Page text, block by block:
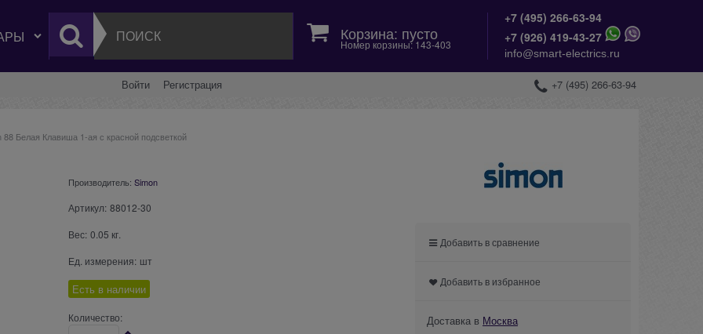
Корзина: пусто
Номер корзины: 143-403
+7 (495) 266-63-94
+7 (926) 419-43-27
info@smart-electrics.ru
Войти Регистрация +7 (495) 266-63-94
88 Белая Клавиша 1-ая с красной подсветкой
Производитель: Simon
Артикул: 88012-30
Вес: 0.05 кг.
Ед. измерения: шт
Есть в наличии
Количество:
Добавить в сравнение
Добавить в избранное
Доставка в Москва